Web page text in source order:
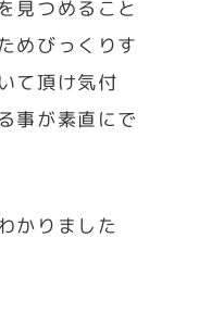
見つめること
めびっくりす
て頂け気付
事が素直にで
かりました